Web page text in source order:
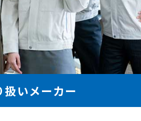
扱いメーカー